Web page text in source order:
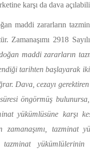
karşı da dava
maddi zararların
Zamanaşımı 2918
maddi zararların
tarihten başlayarak
Dava, cezayı
öngörmüş
yükümlüsüne karşı
zamanaşımı, tazminat